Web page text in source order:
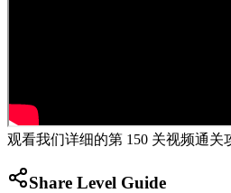
观看我们详细的第 150 关视频通
Share Level Guide